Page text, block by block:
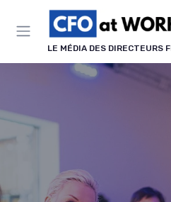
LE MÉDIA DES DIRECTEURS
Panneau de gestion des cookies